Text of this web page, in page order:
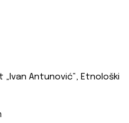
Antunović“, Etnološki